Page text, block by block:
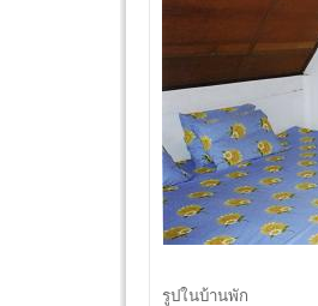
รูปในบ้านพัก